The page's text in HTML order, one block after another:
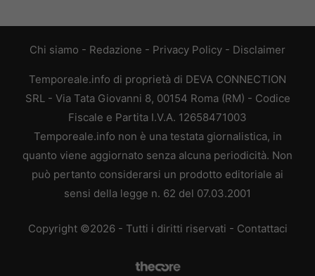
Chi siamo - Redazione - Privacy Policy - Disclaimer
Temporeale.info di proprietà di DEVA CONNECTION
SRL - Via Tata Giovanni 8, 00154 Roma (RM) - Codice
Fiscale e Partita I.V.A. 12658471003
Temporeale.info non è una testata giornalistica, in
quanto viene aggiornato senza alcuna periodicità. Non
può pertanto considerarsi un prodotto editoriale ai
sensi della legge n. 62 del 07.03.2001
Copyright ©2026 - Tutti i diritti riservati - Contattaci